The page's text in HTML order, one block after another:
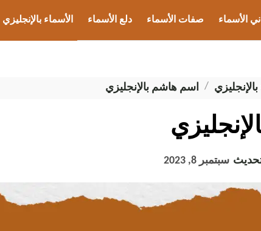
الأسماء صفات الأسماء دلع الأسماء الأسماء بالإنجليزي
اسم هاشم بالإنجليزي
سبتمبر 8, 2023